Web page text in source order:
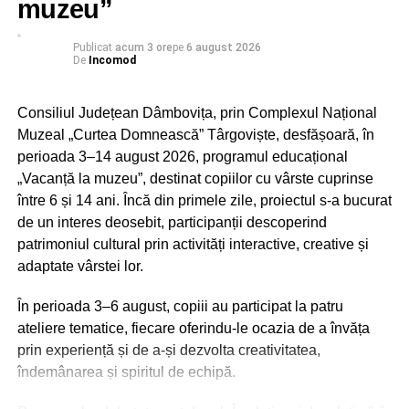
– echipamente individuale de protecție adecvate și, acolo
personală.
legislația prevede adaptarea programului de lucru sau
întreruperea temporară a activității, în condițiile legii.
În cadrul acțiunilor desfășurate în această săptămână,
inspectorii ITM Dâmbovița au efectuat 24 de controale, în
principal la angajatori din domeniile agriculturii și
construcțiilor. În majoritatea unităților verificate, inspectorii
au constatat că angajatorii au conștientizat importanța
o atenție deosebită asigurării apei potabile și hidratării
corespunzătoare a lucrătorilor.
muzeu”
Publicat acum 3 orepe 6 august 2026
De Incomod
Consiliul Județean Dâmbovița, prin Complexul Național
Muzeal „Curtea Domnească” Târgoviște, desfășoară, în
perioada 3–14 august 2026, programul educațional
„Vacanță la muzeu”, destinat copiilor cu vârste cuprinse
între 6 și 14 ani. Încă din primele zile, proiectul s-a bucurat
de un interes deosebit, participanții descoperind
patrimoniul cultural prin activități interactive, creative și
adaptate vârstei lor.
În perioada 3–6 august, copiii au participat la patru
ateliere tematice, fiecare oferindu-le ocazia de a învăța
prin experiență și de a-și dezvolta creativitatea,
îndemânarea și spiritul de echipă.